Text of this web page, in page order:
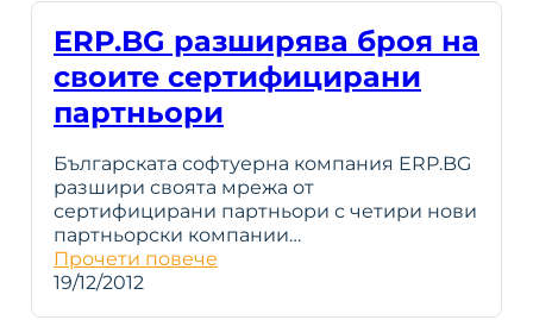
ERP.BG разширява броя на
своите сертифицирани
партньори
Българската софтуерна компания ERP.BG
разшири своята мрежа от
сертифицирани партньори с четири нови
партньорски компании…
Прочети повече
19/12/2012